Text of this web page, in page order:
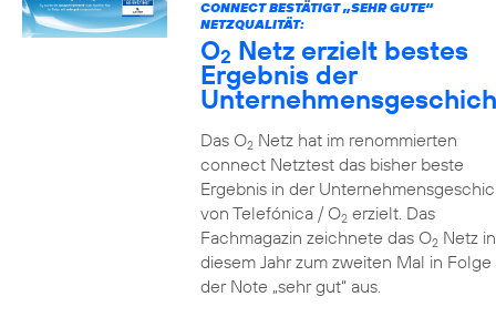
CONNECT BESTÄTIGT „SEHR GUTE“
NETZQUALITÄT:
O2 Netz erzielt bestes
Ergebnis der
Das O2Netz hat im renommierten
connect Netztest das bisher beste
Ergebnis in der
von Telefónica / O2erzielt. Das
Fachmagazin zeichnete das O2Netz in
diesem Jahr zum zweiten Mal in Folge
der Note „sehr gut“ aus.